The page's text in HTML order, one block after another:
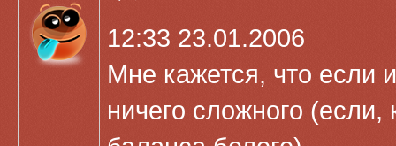
12:33 23.01.2006
Мне кажется, что если
ничего сложного (если,